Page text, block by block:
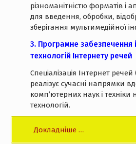
різноманітністю форматів і
для введення, обробки,
зберігання мультимедійної
3. Програмне забезпечення
технологій Інтернету речей
Спеціалізація Інтернет речей
реалізує сучасні напрямки
комп’ютерних наук і техніки
технологій.
Докладніше …